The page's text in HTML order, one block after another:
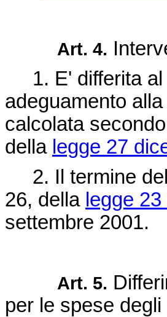
Art. 4.
1. E' differita al
adeguamento
calcolata
della legge 27
2. Il termine del
26, della legge
settembre 2001.
Art. 5.
per le spese